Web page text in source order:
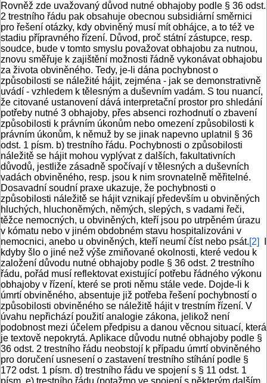
Rovněž zde uvažovaný důvod nutné obhajoby podle § 36 odst.
2 trestního řádu pak obsahuje obecnou subsidiární směrnici
pro řešení otázky, kdy obviněný musí mít obhájce, a to též ve
stadiu přípravného řízení. Důvod, proč státní zástupce, resp.
soudce, bude v tomto smyslu považovat obhajobu za nutnou,
znovu směřuje k zajištění možnosti řádně vykonávat obhajobu
za života obviněného. Tedy, je-li dána pochybnost o
způsobilosti se náležité hájit, zejména - jak se demonstrativně
uvádí - vzhledem k tělesným a duševním vadám. S tou nuancí,
že citované ustanovení dává interpretační prostor pro shledání
potřeby nutné 3 obhajoby, přes absenci rozhodnutí o zbavení
způsobilosti k právním úkonům nebo omezení způsobilosti k
právním úkonům, k němuž by se jinak napevno uplatnil § 36
odst. 1 písm. b) trestního řádu. Pochybnosti o způsobilosti
náležitě se hájit mohou vyplývat z dalších, fakultativních
důvodů, jestliže zásadně spočívají v tělesných a duševních
vadách obviněného, resp. jsou k nim srovnatelně měřitelné.
Dosavadní soudní praxe ukazuje, že pochybnosti o
způsobilosti náležitě se hájit vznikají především u obviněných
hluchých, hluchoněmých, němých, slepých, s vadami řeči,
těžce nemocných, u obviněných, kteří jsou po utrpěném úrazu
v kómatu nebo v jiném obdobném stavu hospitalizováni v
nemocnici, anebo u obviněných, kteří neumí číst nebo psát.[2]
kdyby šlo o jiné než výše zmiňované okolnosti, které vedou k
založení důvodu nutné obhajoby podle § 36 odst. 2 trestního
řádu, pořád musí reflektovat existující potřebu řádného výkonu
obhajoby v řízení, které se proti němu stále vede. Dojde-li k
úmrtí obviněného, absentuje již potřeba řešení pochybností o
způsobilosti obviněného se náležitě hájit v trestním řízení. V
úvahu nepřichází použití analogie zákona, jelikož není
podobnost mezi účelem předpisu a danou věcnou situací, která
je textově nepokrytá. Aplikace důvodu nutné obhajoby podle §
36 odst. 2 trestního řádu neobstojí k případu úmrtí obviněného
pro doručení usnesení o zastavení trestního stíhání podle §
172 odst. 1 písm. d) trestního řádu ve spojení s § 11 odst. 1
písm. e) trestního řádu (potažmo ve spojení s některým dalším